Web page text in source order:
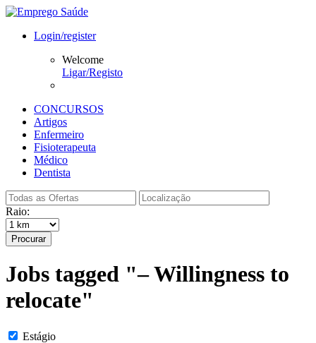
Login/register
Welcome
Ligar/Registo
CONCURSOS
Artigos
Enfermeiro
Fisioterapeuta
Médico
Dentista
Raio:
Procurar
Jobs tagged "– Willingness to
relocate"
Estágio